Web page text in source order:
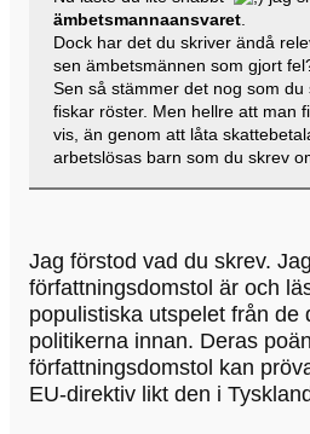
ämbetsmannaansvaret.
Dock har det du skriver ändå
sen ämbetsmännen som gjort
Sen så stämmer det nog som du
fiskar röster. Men hellre att man
vis, än genom att låta
arbetslösas barn som du skrev
Jag förstod vad du skrev.
författningsdomstol är och
populistiska utspelet från de
politikerna innan. Deras
författningsdomstol kan
EU-direktiv likt den i